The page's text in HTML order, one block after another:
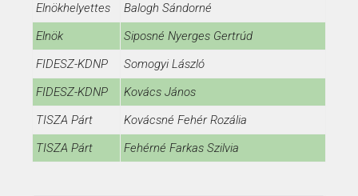
Elnökhelyettes
Balogh Sándorné
Elnök
Siposné Nyerges Gertrúd
FIDESZ-KDNP
Somogyi László
FIDESZ-KDNP
Kovács János
TISZA Párt
Kovácsné Fehér Rozália
TISZA Párt
Fehérné Farkas Szilvia